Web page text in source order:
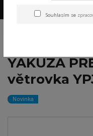
YAKUZA
větrovka
Novinka
Souhlasím se